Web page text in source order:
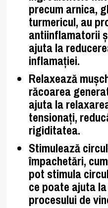
precum arnica,
turmericul, au
antiinflamatorii
ajuta la
inflamației.
Relaxează
răcoarea
ajuta la
tensionați,
rigiditatea.
Stimulează
împachetări,
pot stimula
ce poate ajuta
procesului de